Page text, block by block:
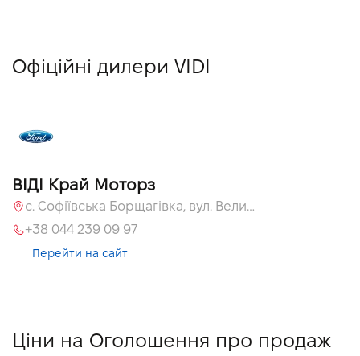
Офіційні дилери VIDI
ВІДІ Край Моторз
с. Софіївська Борщагівка, вул. Велика Кільцева, 60а
+38 044 239 09 97
Перейти на сайт
Ціни на Оголошення про продаж